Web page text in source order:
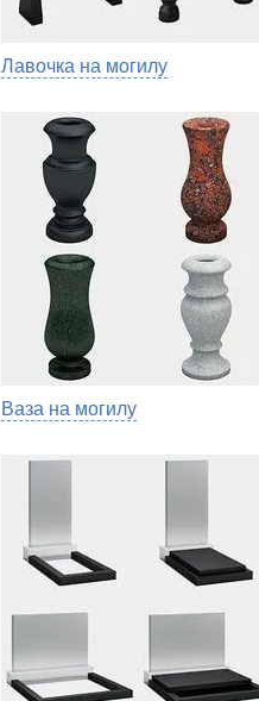
Лавочка на могилу
Ваза на могилу